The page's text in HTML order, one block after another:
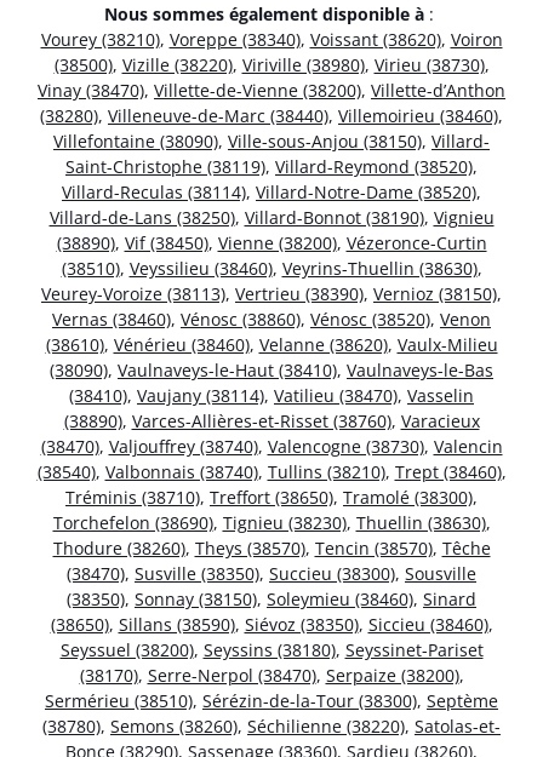
Nous sommes également disponible à :
Vourey (38210), Voreppe (38340), Voissant (38620), Voiron
(38500), Vizille (38220), Viriville (38980), Virieu (38730),
Vinay (38470), Villette-de-Vienne (38200), Villette-d’Anthon
(38280), Villeneuve-de-Marc (38440), Villemoirieu (38460),
Villefontaine (38090), Ville-sous-Anjou (38150), Villard-
Saint-Christophe (38119), Villard-Reymond (38520),
Villard-Reculas (38114), Villard-Notre-Dame (38520),
Villard-de-Lans (38250), Villard-Bonnot (38190), Vignieu
(38890), Vif (38450), Vienne (38200), Vézeronce-Curtin
(38510), Veyssilieu (38460), Veyrins-Thuellin (38630),
Veurey-Voroize (38113), Vertrieu (38390), Vernioz (38150),
Vernas (38460), Vénosc (38860), Vénosc (38520), Venon
(38610), Vénérieu (38460), Velanne (38620), Vaulx-Milieu
(38090), Vaulnaveys-le-Haut (38410), Vaulnaveys-le-Bas
(38410), Vaujany (38114), Vatilieu (38470), Vasselin
(38890), Varces-Allières-et-Risset (38760), Varacieux
(38470), Valjouffrey (38740), Valencogne (38730), Valencin
(38540), Valbonnais (38740), Tullins (38210), Trept (38460),
Tréminis (38710), Treffort (38650), Tramolé (38300),
Torchefelon (38690), Tignieu (38230), Thuellin (38630),
Thodure (38260), Theys (38570), Tencin (38570), Têche
(38470), Susville (38350), Succieu (38300), Sousville
(38350), Sonnay (38150), Soleymieu (38460), Sinard
(38650), Sillans (38590), Siévoz (38350), Siccieu (38460),
Seyssuel (38200), Seyssins (38180), Seyssinet-Pariset
(38170), Serre-Nerpol (38470), Serpaize (38200),
Sermérieu (38510), Sérézin-de-la-Tour (38300), Septème
(38780), Semons (38260), Séchilienne (38220), Satolas-et-
Bonce (38290), Sassenage (38360), Sardieu (38260),